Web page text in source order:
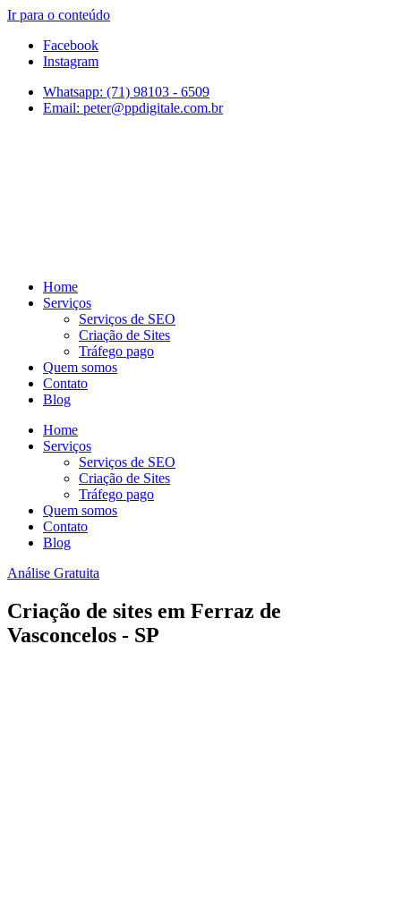
Ir para o conteúdo
Facebook
Instagram
Whatsapp: (71) 98103 - 6509
Email: peter@ppdigitale.com.br
Home
Serviços
Serviços de SEO
Criação de Sites
Tráfego pago
Quem somos
Contato
Blog
Home
Serviços
Serviços de SEO
Criação de Sites
Tráfego pago
Quem somos
Contato
Blog
Análise Gratuita
Criação de sites em Ferraz de
Vasconcelos - SP